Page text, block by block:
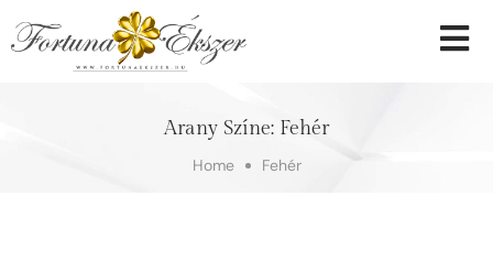
Arany Színe: Fehér
Home Fehér